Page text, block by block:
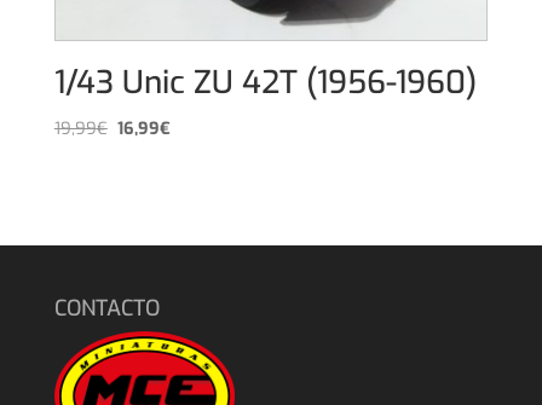
1/43 Unic ZU 42T (1956-1960)
19,99€El16,99€El
CONTACTO